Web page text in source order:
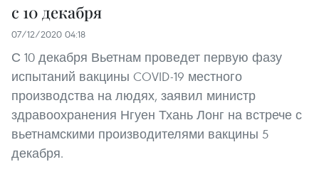
с 10 декабря
07/12/2020 04:18
С 10 декабря Вьетнам проведет первую фазу
испытаний вакцины COVID-19 местного
производства на людях, заявил министр
здравоохранения Нгуен Тхань Лонг на встрече с
вьетнамскими производителями вакцины 5
декабря.